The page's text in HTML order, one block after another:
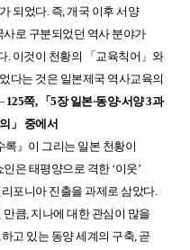
되었다. 즉, 개국 이후 서양
로 구분되었던 역사 분야가
. 이것이 천황의
「 교육칙어 」 와
다는 것은 일본제국 역사교육의
125쪽, 「5장 일본·동양·서양 3과
」
중에서
록 』 이 그리는 일본 천황이
은 태평양으로 격한 ‘이웃’
포니아 진출을 과제로 삼았다.
큼, 지나에 대한 관심이 많을
고 있는 동양 세계의 구축, 곧